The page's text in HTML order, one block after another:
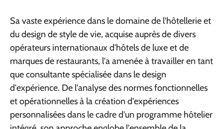
Sa vaste expérience dans le domaine de l'hôtellerie et
du design de style de vie, acquise auprès de divers
opérateurs internationaux d'hôtels de luxe et de
marques de restaurants, l'a amenée à travailler en tant
que consultante spécialisée dans le design
d'expérience. De l'analyse des normes fonctionnelles
et opérationnelles à la création d'expériences
personnalisées dans le cadre d'un programme hôtelier